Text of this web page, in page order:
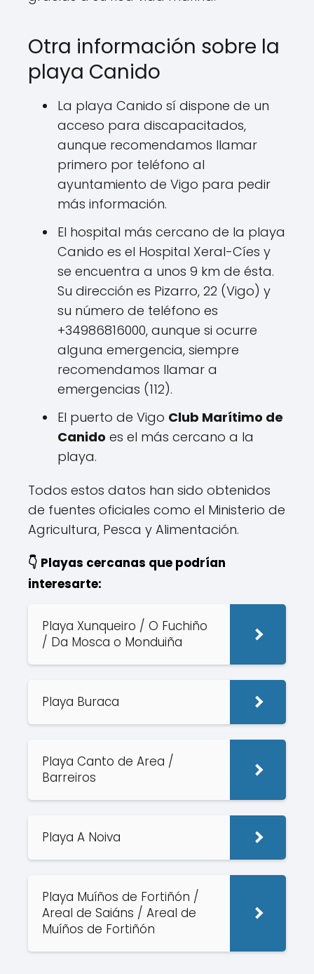
Otra información sobre la
playa Canido
La playa Canido sí dispone de un
acceso para discapacitados,
aunque recomendamos llamar
primero por teléfono al
ayuntamiento de Vigo para pedir
más información.
El hospital más cercano de la playa
Canido es el Hospital Xeral-Cíes y
se encuentra a unos 9 km de ésta.
Su dirección es Pizarro, 22 (Vigo) y
su número de teléfono es
+34986816000, aunque si ocurre
alguna emergencia, siempre
recomendamos llamar a
emergencias (112).
El puerto de Vigo Club Marítimo de
Canido es el más cercano a la
playa.
Todos estos datos han sido obtenidos
de fuentes oficiales como el Ministerio de
Agricultura, Pesca y Alimentación.
👇 Playas cercanas que podrían
interesarte:
Playa Xunqueiro / O Fuchiño
/ Da Mosca o Monduiña
Playa Buraca
Playa Canto de Area /
Barreiros
Playa A Noiva
Playa Muíños de Fortiñón /
Areal de Saiáns / Areal de
Muíños de Fortiñón